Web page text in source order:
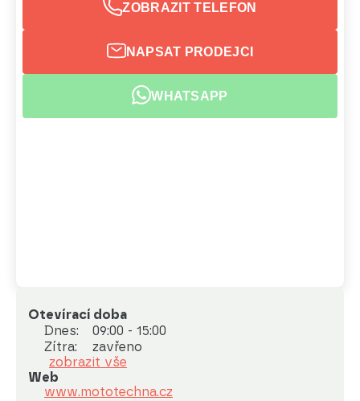
ZOBRAZIT TELEFON
NAPSAT PRODEJCI
WHATSAPP
Otevírací doba
Dnes:
09:00 - 15:00
Zítra:
zavřeno
zobrazit vše
Web
www.mototechna.cz